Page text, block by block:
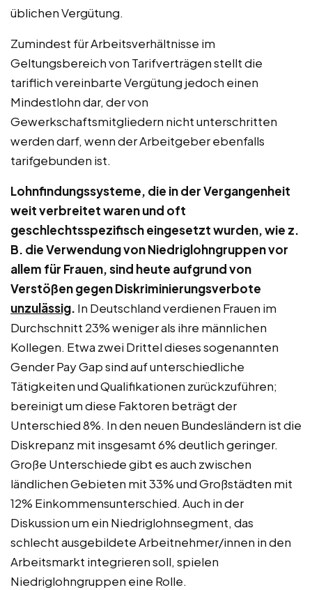
üblichen Vergütung.
Zumindest für Arbeitsverhältnisse im
Geltungsbereich von Tarifverträgen stellt die
tariflich vereinbarte Vergütung jedoch einen
Mindestlohn dar, der von
Gewerkschaftsmitgliedern nicht unterschritten
werden darf, wenn der Arbeitgeber ebenfalls
tarifgebunden ist.
Lohnfindungssysteme, die in der Vergangenheit
weit verbreitet waren und oft
geschlechtsspezifisch eingesetzt wurden, wie z.
B. die Verwendung von Niedriglohngruppen vor
allem für Frauen, sind heute aufgrund von
Verstößen gegen Diskriminierungsverbote
unzulässig. In Deutschland verdienen Frauen im
Durchschnitt 23% weniger als ihre männlichen
Kollegen. Etwa zwei Drittel dieses sogenannten
Gender Pay Gap sind auf unterschiedliche
Tätigkeiten und Qualifikationen zurückzuführen;
bereinigt um diese Faktoren beträgt der
Unterschied 8%. In den neuen Bundesländern ist die
Diskrepanz mit insgesamt 6% deutlich geringer.
Große Unterschiede gibt es auch zwischen
ländlichen Gebieten mit 33% und Großstädten mit
12% Einkommensunterschied. Auch in der
Diskussion um ein Niedriglohnsegment, das
schlecht ausgebildete Arbeitnehmer/innen in den
Arbeitsmarkt integrieren soll, spielen
Niedriglohngruppen eine Rolle.